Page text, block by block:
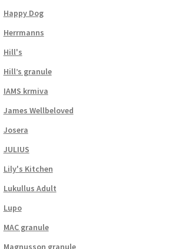
Happy Dog
Herrmanns
Hill's
Hill’s granule
IAMS krmiva
James Wellbeloved
Josera
JULIUS
Lily's Kitchen
Lukullus Adult
Lupo
MAC granule
Magnusson granule